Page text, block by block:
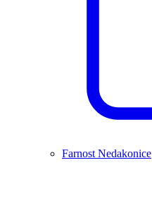
Farnost Nedakonice